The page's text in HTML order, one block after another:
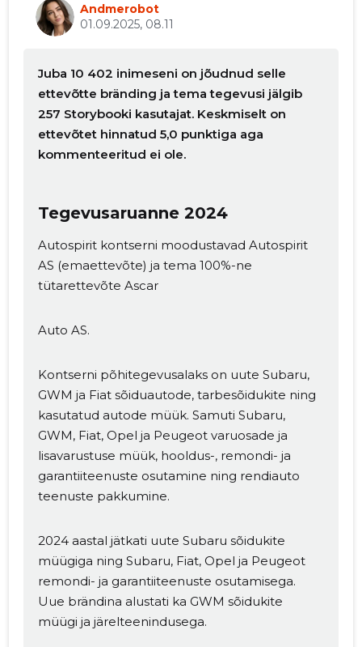
Andmerobot
01.09.2025, 08.11
Juba 10 402 inimeseni on jõudnud selle
ettevõtte bränding ja tema tegevusi jälgib
257 Storybooki kasutajat. Keskmiselt on
ettevõtet hinnatud 5,0 punktiga aga
kommenteeritud ei ole.
Tegevusaruanne 2024
Autospirit kontserni moodustavad Autospirit
AS (emaettevõte) ja tema 100%-ne
tütarettevõte Ascar
Auto AS.
Kontserni põhitegevusalaks on uute Subaru,
GWM ja Fiat sõiduautode, tarbesõidukite ning
kasutatud autode müük. Samuti Subaru,
GWM, Fiat, Opel ja Peugeot varuosade ja
lisavarustuse müük, hooldus-, remondi- ja
garantiiteenuste osutamine ning rendiauto
teenuste pakkumine.
2024 aastal jätkati uute Subaru sõidukite
müügiga ning Subaru, Fiat, Opel ja Peugeot
remondi- ja garantiiteenuste osutamisega.
Uue brändina alustati ka GWM sõidukite
müügi ja järelteenindusega.